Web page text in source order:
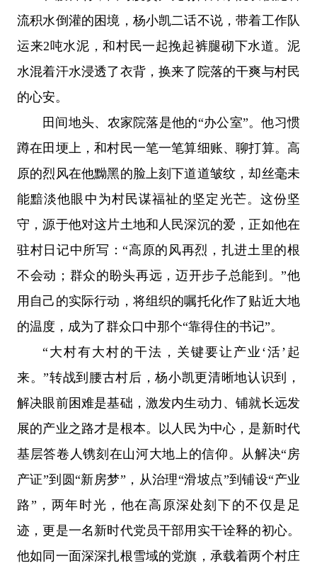
流积水倒灌的困境，杨小凯二话不说，带着工作队
运来2吨水泥，和村民一起挽起裤腿砌下水道。泥
水混着汗水浸透了衣背，换来了院落的干爽与村民
的心安。
田间地头、农家院落是他的“办公室”。他习惯
蹲在田埂上，和村民一笔一笔算细账、聊打算。高
原的烈风在他黝黑的脸上刻下道道皱纹，却丝毫未
能黯淡他眼中为村民谋福祉的坚定光芒。这份坚
守，源于他对这片土地和人民深沉的爱，正如他在
驻村日记中所写：“高原的风再烈，扎进土里的根
不会动；群众的盼头再远，迈开步子总能到。”他
用自己的实际行动，将组织的嘱托化作了贴近大地
的温度，成为了群众口中那个“靠得住的书记”。
“大村有大村的干法，关键要让产业‘活’起
来。”转战到腰古村后，杨小凯更清晰地认识到，
解决眼前困难是基础，激发内生动力、铺就长远发
展的产业之路才是根本。以人民为中心，是新时代
基层答卷人镌刻在山河大地上的信仰。从解决“房
产证”到圆“新房梦”，从治理“滑坡点”到铺设“产业
路”，两年时光，他在高原深处刻下的不仅是足
迹，更是一名新时代党员干部用实干诠释的初心。
他如同一面深深扎根雪域的党旗，承载着两个村庄